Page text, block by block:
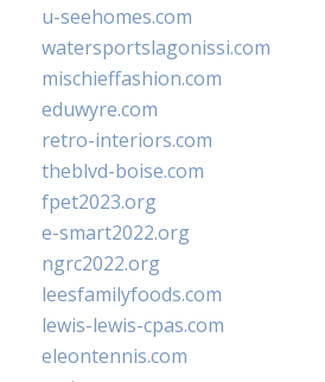
u-seehomes.com
watersportslagonissi.com
mischieffashion.com
eduwyre.com
retro-interiors.com
theblvd-boise.com
fpet2023.org
e-smart2022.org
ngrc2022.org
leesfamilyfoods.com
lewis-lewis-cpas.com
eleontennis.com